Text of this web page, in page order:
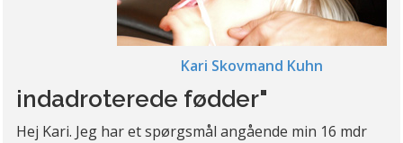
Kari Skovmand Kuhn
indadroterede fødder"
Hej Kari. Jeg har et spørgsmål angående min 16 mdr